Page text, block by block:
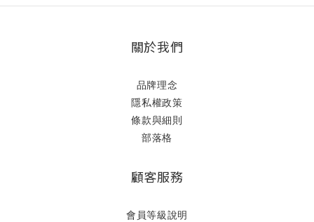
關於我們
品牌理念
隱私權政策
條款與細則
部落格
顧客服務
會員等級說明